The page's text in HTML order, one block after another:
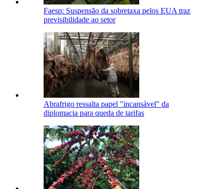
Faesp: Suspensão da sobretaxa pelos EUA traz
previsibilidade ao setor
Abrafrigo ressalta papel "incansável" da
diplomacia para queda de tarifas